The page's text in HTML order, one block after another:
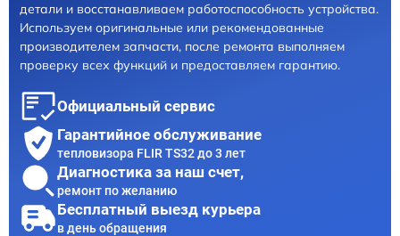
детали и восстанавливаем работоспособность устройства.
Используем оригинальные или рекомендованные
производителем запчасти, после ремонта выполняем
проверку всех функций и предоставляем гарантию.
Официальный сервис
Гарантийное обслуживание
тепловизора FLIR TS32 до 3 лет
Диагностика за наш счет,
ремонт по желанию
Бесплатный выезд курьера
в день обращения